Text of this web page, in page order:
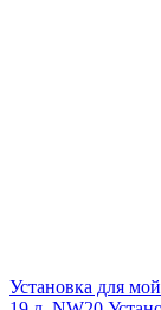
Установка для